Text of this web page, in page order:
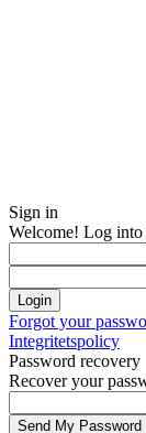
Sign in
Welcome! Log
Forgot your
Integritetspolicy
Password recovery
Recover your